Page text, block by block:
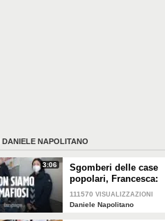
DANIELE NAPOLITANO
3:06
Sgomberi delle case
popolari, Francesca:
"Non sono mafiosa, ho
due bambini e lavoro
111570 VISUALIZZAZIONI
Daniele Napolitano